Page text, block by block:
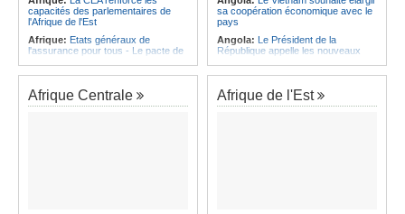
capacités des parlementaires de
l'Afrique de l'Est
Afrique: Etats généraux de
l'assurance pour tous - Le pacte de
huit nations qualifiés pour les quarts
de finale
sa coopération économique avec le
pays
Angola: Le Président de la
République appelle les nouveaux
Angola:Le pays se dote d'une
usine de conditionnement et de
Afrique Centrale Afrique de l'Est